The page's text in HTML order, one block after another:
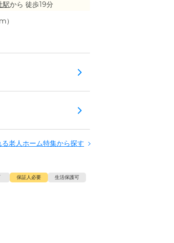
駅から 徒歩19分
）
老人ホーム特集から探す
保証人必要
生活保護可